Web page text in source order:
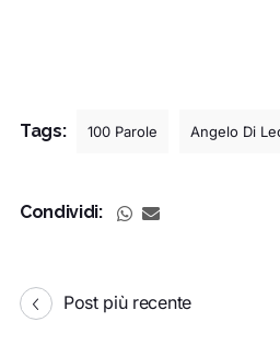
Tags: 100 Parole Angelo Di
Condividi:
Post più recente